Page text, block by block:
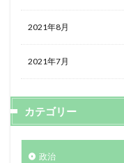
2021年8月
2021年7月
カテゴリー
政治